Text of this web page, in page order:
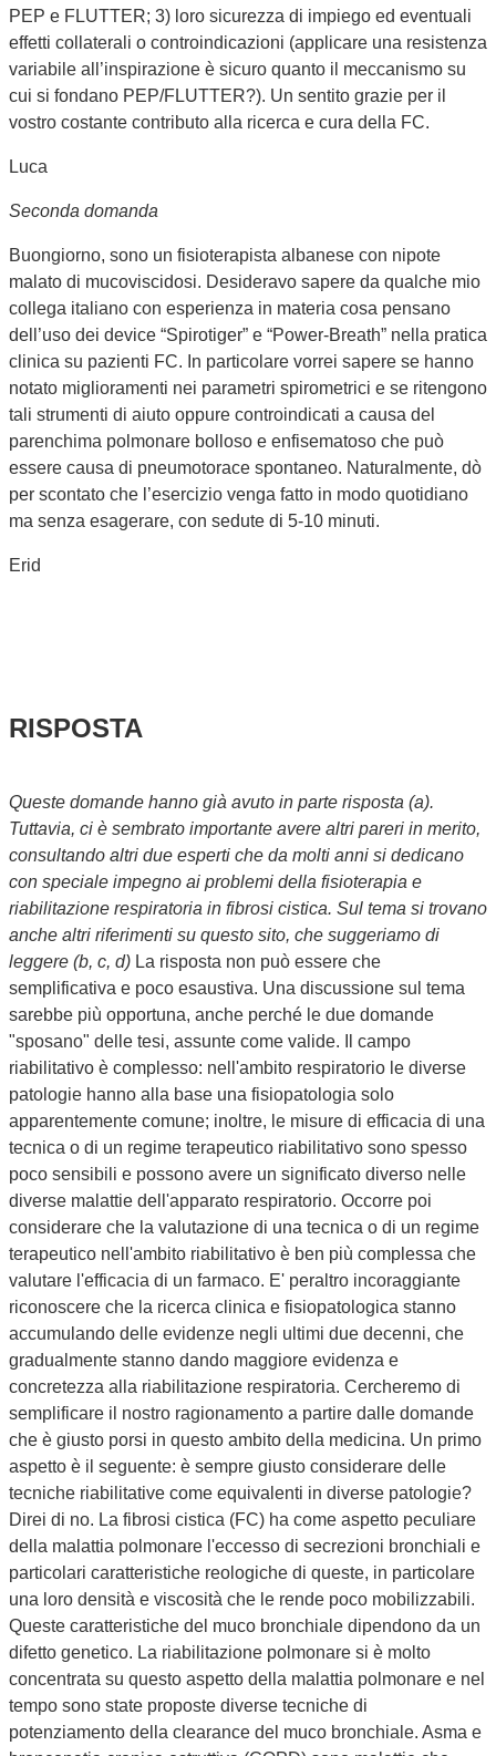
PEP e FLUTTER; 3) loro sicurezza di impiego ed eventuali
effetti collaterali o controindicazioni (applicare una resistenza
variabile all’inspirazione è sicuro quanto il meccanismo su
cui si fondano PEP/FLUTTER?). Un sentito grazie per il
vostro costante contributo alla ricerca e cura della FC.
Luca
Seconda domanda
Buongiorno, sono un fisioterapista albanese con nipote
malato di mucoviscidosi. Desideravo sapere da qualche mio
collega italiano con esperienza in materia cosa pensano
dell’uso dei device “Spirotiger” e “Power-Breath” nella pratica
clinica su pazienti FC. In particolare vorrei sapere se hanno
notato miglioramenti nei parametri spirometrici e se ritengono
tali strumenti di aiuto oppure controindicati a causa del
parenchima polmonare bolloso e enfisematoso che può
essere causa di pneumotorace spontaneo. Naturalmente, dò
per scontato che l’esercizio venga fatto in modo quotidiano
ma senza esagerare, con sedute di 5-10 minuti.
Erid
RISPOSTA
Queste domande hanno già avuto in parte risposta (a).
Tuttavia, ci è sembrato importante avere altri pareri in merito,
consultando altri due esperti che da molti anni si dedicano
con speciale impegno ai problemi della fisioterapia e
riabilitazione respiratoria in fibrosi cistica. Sul tema si trovano
anche altri riferimenti su questo sito, che suggeriamo di
leggere (b, c, d) La risposta non può essere che
semplificativa e poco esaustiva. Una discussione sul tema
sarebbe più opportuna, anche perché le due domande
"sposano" delle tesi, assunte come valide. Il campo
riabilitativo è complesso: nell'ambito respiratorio le diverse
patologie hanno alla base una fisiopatologia solo
apparentemente comune; inoltre, le misure di efficacia di una
tecnica o di un regime terapeutico riabilitativo sono spesso
poco sensibili e possono avere un significato diverso nelle
diverse malattie dell'apparato respiratorio. Occorre poi
considerare che la valutazione di una tecnica o di un regime
terapeutico nell'ambito riabilitativo è ben più complessa che
valutare l'efficacia di un farmaco. E' peraltro incoraggiante
riconoscere che la ricerca clinica e fisiopatologica stanno
accumulando delle evidenze negli ultimi due decenni, che
gradualmente stanno dando maggiore evidenza e
concretezza alla riabilitazione respiratoria. Cercheremo di
semplificare il nostro ragionamento a partire dalle domande
che è giusto porsi in questo ambito della medicina. Un primo
aspetto è il seguente: è sempre giusto considerare delle
tecniche riabilitative come equivalenti in diverse patologie?
Direi di no. La fibrosi cistica (FC) ha come aspetto peculiare
della malattia polmonare l'eccesso di secrezioni bronchiali e
particolari caratteristiche reologiche di queste, in particolare
una loro densità e viscosità che le rende poco mobilizzabili.
Queste caratteristiche del muco bronchiale dipendono da un
difetto genetico. La riabilitazione polmonare si è molto
concentrata su questo aspetto della malattia polmonare e nel
tempo sono state proposte diverse tecniche di
potenziamento della clearance del muco bronchiale. Asma e